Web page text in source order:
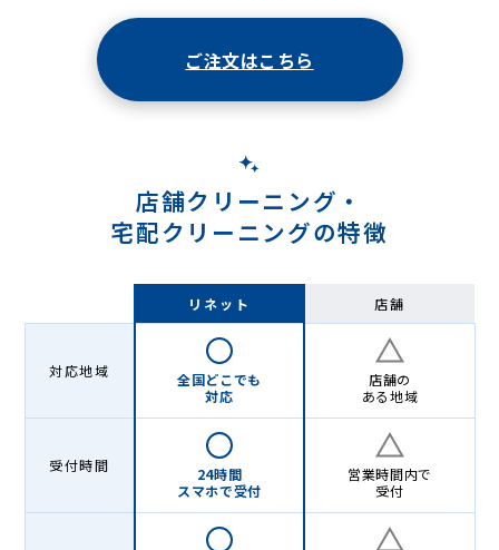
ご注文はこちら
店舗クリーニング・
宅配クリーニングの特徴
リネット 店舗
対応地域
全国どこでも
対応
店舗の
ある地域
受付時間
24時間
スマホで受付
営業時間内で
受付